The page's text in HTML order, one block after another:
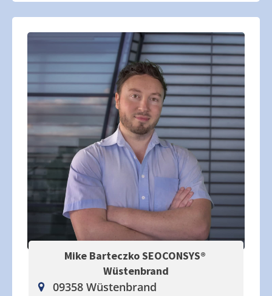
Mike Barteczko SEOCONSYS®
Wüstenbrand
09358 Wüstenbrand